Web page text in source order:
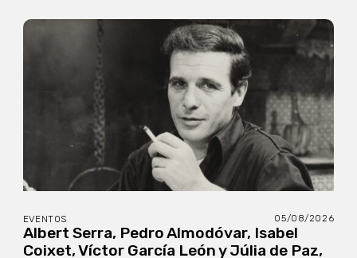
EVENTOS 05/08/2026
Albert Serra, Pedro Almodóvar, Isabel
Coixet, Víctor García León y Júlia de Paz,